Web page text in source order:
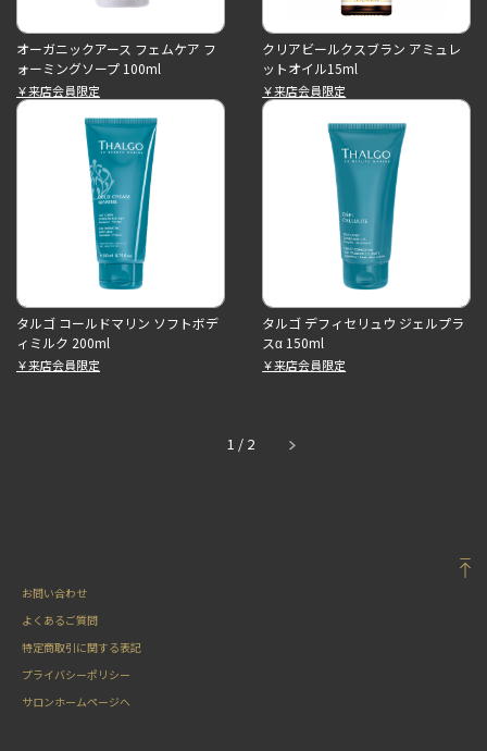
オーガニックアース フェムケア フ
ォーミングソープ 100ml
￥来店会員限定
クリアビールクスブラン アミュレ
ットオイル15ml
￥来店会員限定
タルゴ コールドマリン ソフトボデ
ィミルク 200ml
￥来店会員限定
タルゴ デフィセリュウ ジェルプラ
スα 150ml
￥来店会員限定
1 / 2
お問い合わせ
よくあるご質問
特定商取引に関する表記
プライバシーポリシー
サロンホームページへ